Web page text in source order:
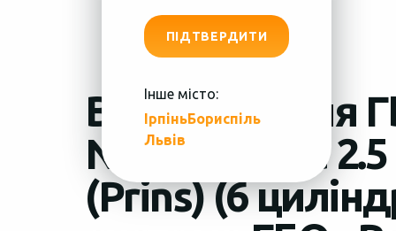
ПІДТВЕРДИТИ
Інше місто:
ІрпіньБориспіль
Львів
Пн.-
Встановлення
Nissan Teana 2.5
(Prins) (6